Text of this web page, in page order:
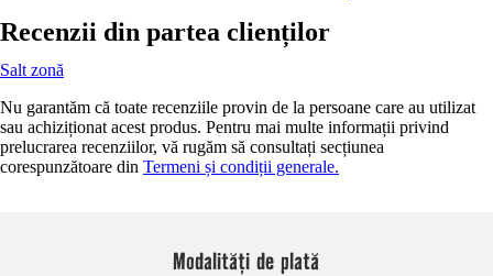
Recenzii din partea clienților
Salt zonă
Nu garantăm că toate recenziile provin de la persoane care au utilizat
sau achiziționat acest produs. Pentru mai multe informații privind
prelucrarea recenziilor, vă rugăm să consultați secțiunea
corespunzătoare din Termeni și condiții generale.
Modalități de plată